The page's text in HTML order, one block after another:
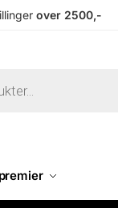
over 2500,-